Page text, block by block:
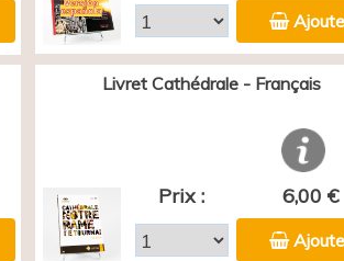
Livret Cathédrale - Français
Prix : 6,00 €